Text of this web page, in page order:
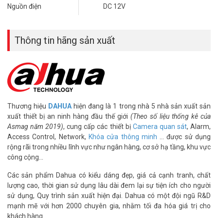
– Môi trường làm việc từ -30ºC ~ 60ºC,
– Trọng lượng 0.95Kg
– Sản xuất tại Trung Quốc.
– Bảo hành: 24 tháng.
– Địa chỉ bán sản phẩm: tại 4 chi nhánh Vuhoangtelecom TpHCM &
Hà Nội.
Cam kết từ Công ty Cổ phần Vũ Hoàng
Telecom
Chỉ bán hàng chính hãng từ các thương hiệu uy tín với giá tốt
nhất thị trường Hà Nội và Sài Gòn, hàng mới full box.
Nhân viên chuyên nghiệp, giàu kinh nghiệm sẵn sàng tư vấn
để khách hàng chọn mua được những sản phẩm chất lượng
tốt nhất.
thanh toán, không mua không sao.
Đặt hàng Online,lắp đặt camera Dahua SD29204T-GN-W xin vui
lòng liên hệ Hotline1900.9259để được hỗ trợ ưu đãi tốt nhất.
Nguồn điện DC 12V
Thông tin hãng sản xuất
Thương hiệu DAHUA hiện đang là 1 trong nhà 5 nhà sản xuất sản
xuất thiết bị an ninh hàng đầu thế giới (Theo số liệu thống kê của
Asmag năm 2019), cung cấp các thiết bị Camera quan sát, Alarm,
Access Control, Network, Khóa cửa thông minh … được sử dụng
rộng rãi trong nhiều lĩnh vực như ngân hàng, cơ sở hạ tầng, khu vực
công cộng…
Các sản phẩm Dahua có kiểu dáng đẹp, giá cả cạnh tranh, chất
lượng cao, thời gian sử dụng lâu dài đem lại sự tiện ích cho người
sử dụng, Quy trình sản xuất hiện đại. Dahua có một đội ngũ R&D
mạnh mẽ với hơn 2000 chuyên gia, nhằm tối đa hóa giá trị cho
khách hàng.